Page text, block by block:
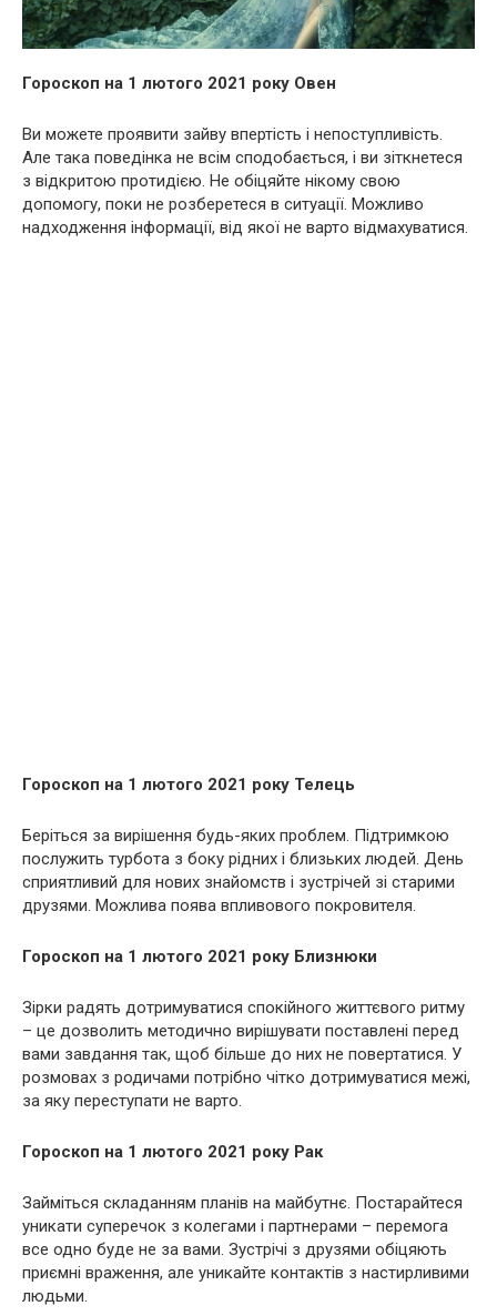
Гороскоп на 1 лютого 2021 року Овен
Ви можете проявити зайву впертість і непоступливість.
Але така поведінка не всім сподобається, і ви зіткнетеся
з відкритою протидією. Не обіцяйте нікому свою
допомогу, поки не розберетеся в ситуації. Можливо
надходження інформації, від якої не варто відмахуватися.
Гороскоп на 1 лютого 2021 року Телець
Беріться за вирішення будь-яких проблем. Підтримкою
послужить турбота з боку рідних і близьких людей. День
сприятливий для нових знайомств і зустрічей зі старими
друзями. Можлива поява впливового покровителя.
Гороскоп на 1 лютого 2021 року Близнюки
Зірки радять дотримуватися спокійного життєвого ритму
– це дозволить методично вирішувати поставлені перед
вами завдання так, щоб більше до них не повертатися. У
розмовах з родичами потрібно чітко дотримуватися межі,
за яку переступати не варто.
Гороскоп на 1 лютого 2021 року Рак
Займіться складанням планів на майбутнє. Постарайтеся
уникати суперечок з колегами і партнерами – перемога
все одно буде не за вами. Зустрічі з друзями обіцяють
приємні враження, але уникайте контактів з настирливими
людьми.